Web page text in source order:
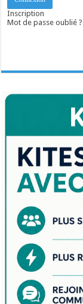
Inscription
Mot de passe oublié ?